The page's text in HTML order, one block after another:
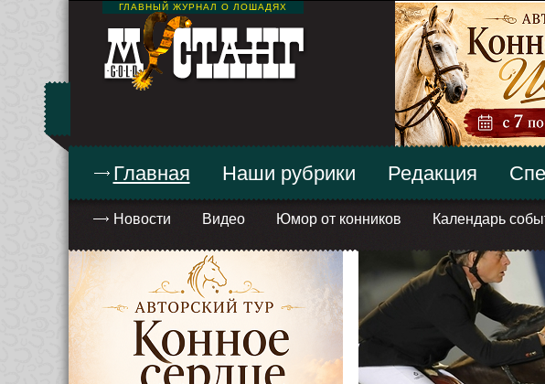
ГЛАВНЫЙ ЖУРНАЛ О ЛОШАДЯХ
Главная
Новости Видео Юмор от конников Календарь
Наши рубрики Редакция